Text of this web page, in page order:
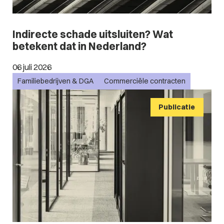
Indirecte schade uitsluiten? Wat
betekent dat in Nederland?
06 juli 2026
Familiebedrijven & DGA Commerciële contracten
Publicatie